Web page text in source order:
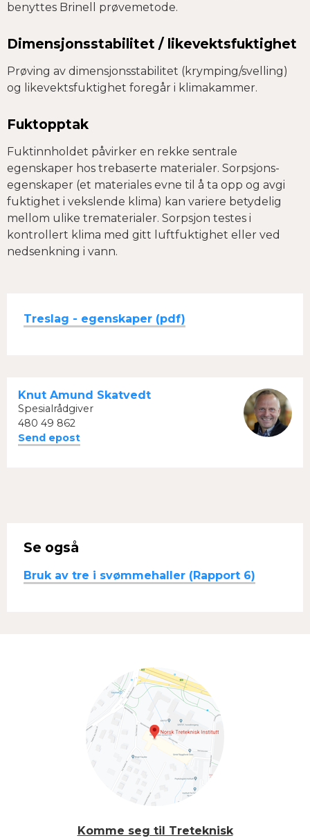
benyttes Brinell prøvemetode.
Dimensjonsstabilitet / likevekts­fuktighet
Prøving av dimensjons­stabilitet (krymping/svelling)
og likevektsfuktighet foregår i klimakammer.
Fuktopptak
Fuktinnholdet påvirker en rekke sentrale
egenskaper hos trebaserte materialer. Sorpsjons­
egenskaper (et materiales evne til å ta opp og avgi
fuktighet i vekslende klima) kan variere betydelig
mellom ulike trematerialer. Sorpsjon testes i
kontrollert klima med gitt luft­fuktighet eller ved
nedsenkning i vann.
Treslag - egenskaper (pdf)
Knut Amund Skatvedt
Spesialrådgiver
480 49 862
Send epost
Se også
Bruk av tre i svømmehaller (Rapport 6)
Komme seg til Treteknisk